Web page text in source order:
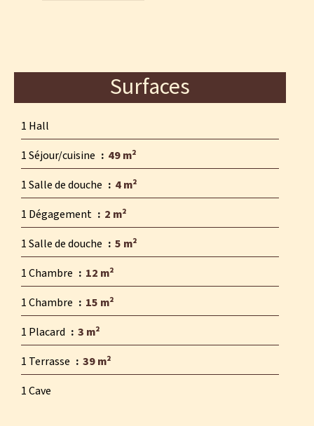
Surfaces
1 Hall
1 Séjour/cuisine
49 m²
1 Salle de douche
4 m²
1 Dégagement
2 m²
1 Salle de douche
5 m²
1 Chambre
12 m²
1 Chambre
15 m²
1 Placard
3 m²
1 Terrasse
39 m²
1 Cave